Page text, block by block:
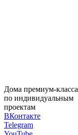
Дома премиум-класса
по индивидуальным
проектам
ВКонтакте
Telegram